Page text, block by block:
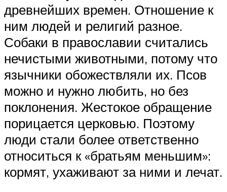
древнейших времен. Отношение к
ним людей и религий разное.
Собаки в православии считались
нечистыми животными, потому что
язычники обожествляли их. Псов
можно и нужно любить, но без
поклонения. Жестокое обращение
порицается церковью. Поэтому
люди стали более ответственно
относиться к «братьям меньшим»:
кормят, ухаживают за ними и лечат.